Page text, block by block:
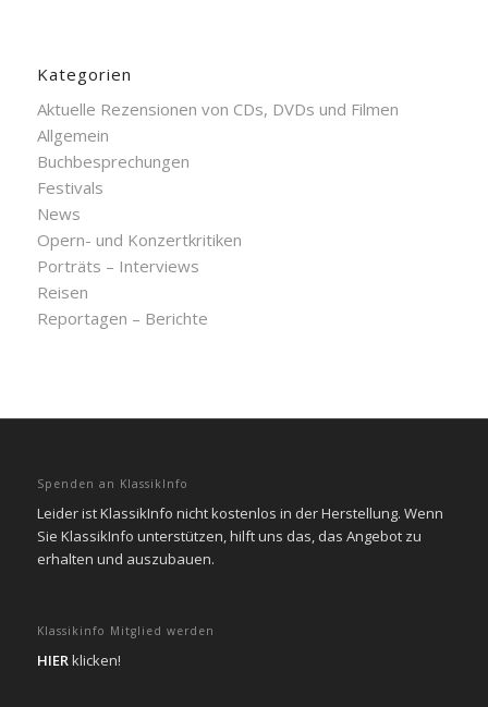
Kategorien
Aktuelle Rezensionen von CDs, DVDs und Filmen
Allgemein
Buchbesprechungen
Festivals
News
Opern- und Konzertkritiken
Porträts – Interviews
Reisen
Reportagen – Berichte
Spenden an KlassikInfo
Leider ist KlassikInfo nicht kostenlos in der Herstellung. Wenn
Sie KlassikInfo unterstützen, hilft uns das, das Angebot zu
erhalten und auszubauen.
Klassikinfo Mitglied werden
HIERklicken!